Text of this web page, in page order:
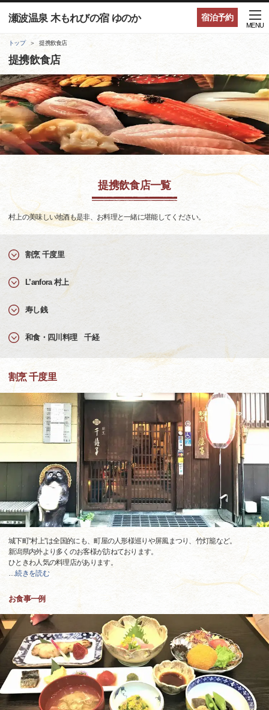
宿泊予約
瀬波温泉 木もれびの宿 ゆのか
MENU
トップ 提携飲食店
提携飲食店
提携飲食店一覧
村上の美味しい地酒も是非、お料理と一緒に堪能してください。
割烹 千度里
L’anfora 村上
寿し銭
和食・四川料理 千経
割烹 千度里
城下町“村上”は全国的にも、町屋の人形様巡りや屏風まつり、竹灯籠など。
新潟県内外より多くのお客様が訪ねております。
ひときわ人気の料理店があります。
…続きを読む
お食事一例